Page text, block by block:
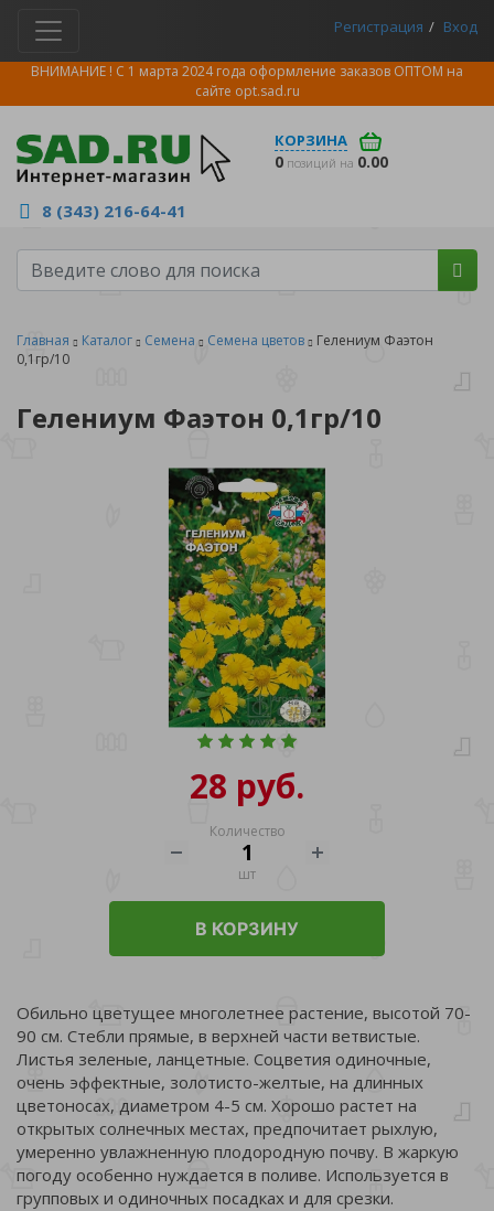
Регистрация Вход
ВНИМАНИЕ ! С 1 марта 2024 года оформление заказов ОПТОМ на
сайте opt.sad.ru
КОРЗИНА
0 позиций на 0.00
8 (343) 216-64-41
Главная Каталог Семена Семена цветов
Гелениум Фаэтон
0,1гр/10
Гелениум Фаэтон 0,1гр/10
28 руб.
Количество
шт
В КОРЗИНУ
Обильно цветущее многолетнее растение, высотой 70-
90 см. Стебли прямые, в верхней части ветвистые.
Листья зеленые, ланцетные. Соцветия одиночные,
очень эффектные, золотисто-желтые, на длинных
цветоносах, диаметром 4-5 см. Хорошо растет на
открытых солнечных местах, предпочитает рыхлую,
умеренно увлажненную плодородную почву. В жаркую
погоду особенно нуждается в поливе. Используется в
групповых и одиночных посадках и для срезки.